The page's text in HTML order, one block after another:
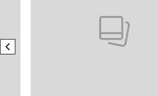
previous element